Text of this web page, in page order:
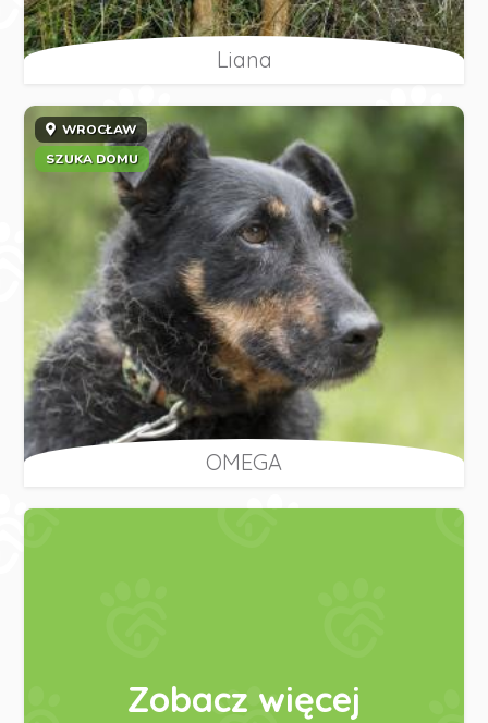
Liana
WROCŁAW
SZUKA DOMU
OMEGA
Zobacz więcej